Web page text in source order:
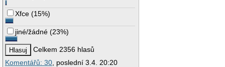
Xfce (15%)
jiné/žádné (23%)
Celkem 2356 hlasů
Komentářů: 30 , poslední 3.4. 20:20